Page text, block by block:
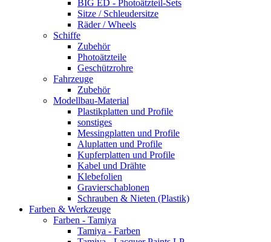
BIG ED - Photoätzteil-Sets
Sitze / Schleudersitze
Räder / Wheels
Schiffe
Zubehör
Photoätzteile
Geschützrohre
Fahrzeuge
Zubehör
Modellbau-Material
Plastikplatten und Profile
sonstiges
Messingplatten und Profile
Aluplatten und Profile
Kupferplatten und Profile
Kabel und Drähte
Klebefolien
Gravierschablonen
Schrauben & Nieten (Plastik)
Farben & Werkzeuge
Farben - Tamiya
Tamiya - Farben